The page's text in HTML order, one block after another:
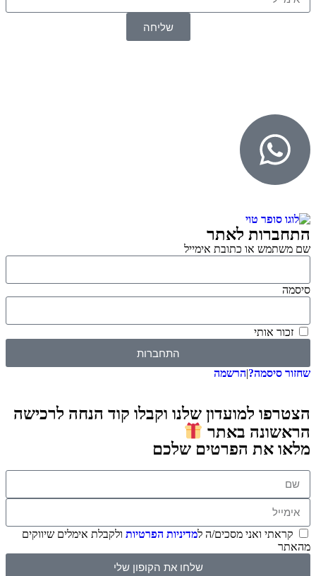
שליחה
התחברות לאתר
שם משתמש או כתובת אימייל
סיסמה
זכור אותי
התחברות
שחזור סיסמה?|הרשמה
הצטרפו למועדון שלנו וקבלו קוד הנחה לרכישה
הראשונה באתר
מלאו את הפרטים שלכם
קראתי ואני מסכים/ה למדיניות הפרטיות ולקבלת אימלים שיווקים
מהאתר
שלחו את הקופון שלי